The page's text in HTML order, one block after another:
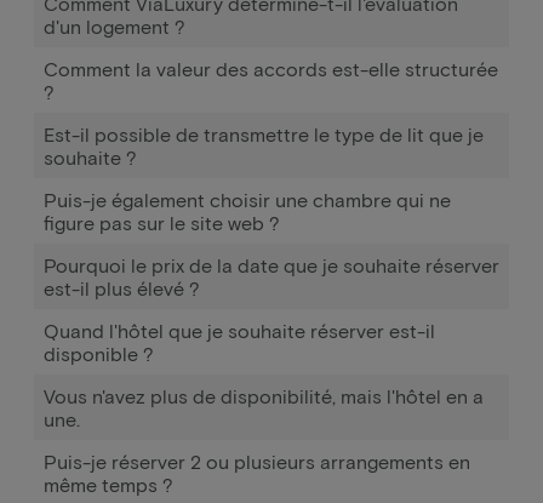
d'un logement ?
Comment la valeur des accords est-elle structurée
?
Est-il possible de transmettre le type de lit que je
souhaite ?
Puis-je également choisir une chambre qui ne
figure pas sur le site web ?
Pourquoi le prix de la date que je souhaite réserver
est-il plus élevé ?
Quand l'hôtel que je souhaite réserver est-il
disponible ?
Vous n'avez plus de disponibilité, mais l'hôtel en a
une.
Puis-je réserver 2 ou plusieurs arrangements en
même temps ?